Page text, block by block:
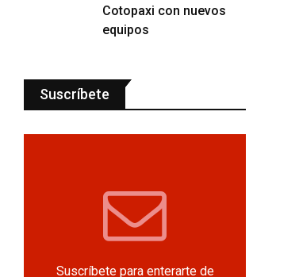
Cotopaxi con nuevos
equipos
Suscríbete
Suscríbete para enterarte de